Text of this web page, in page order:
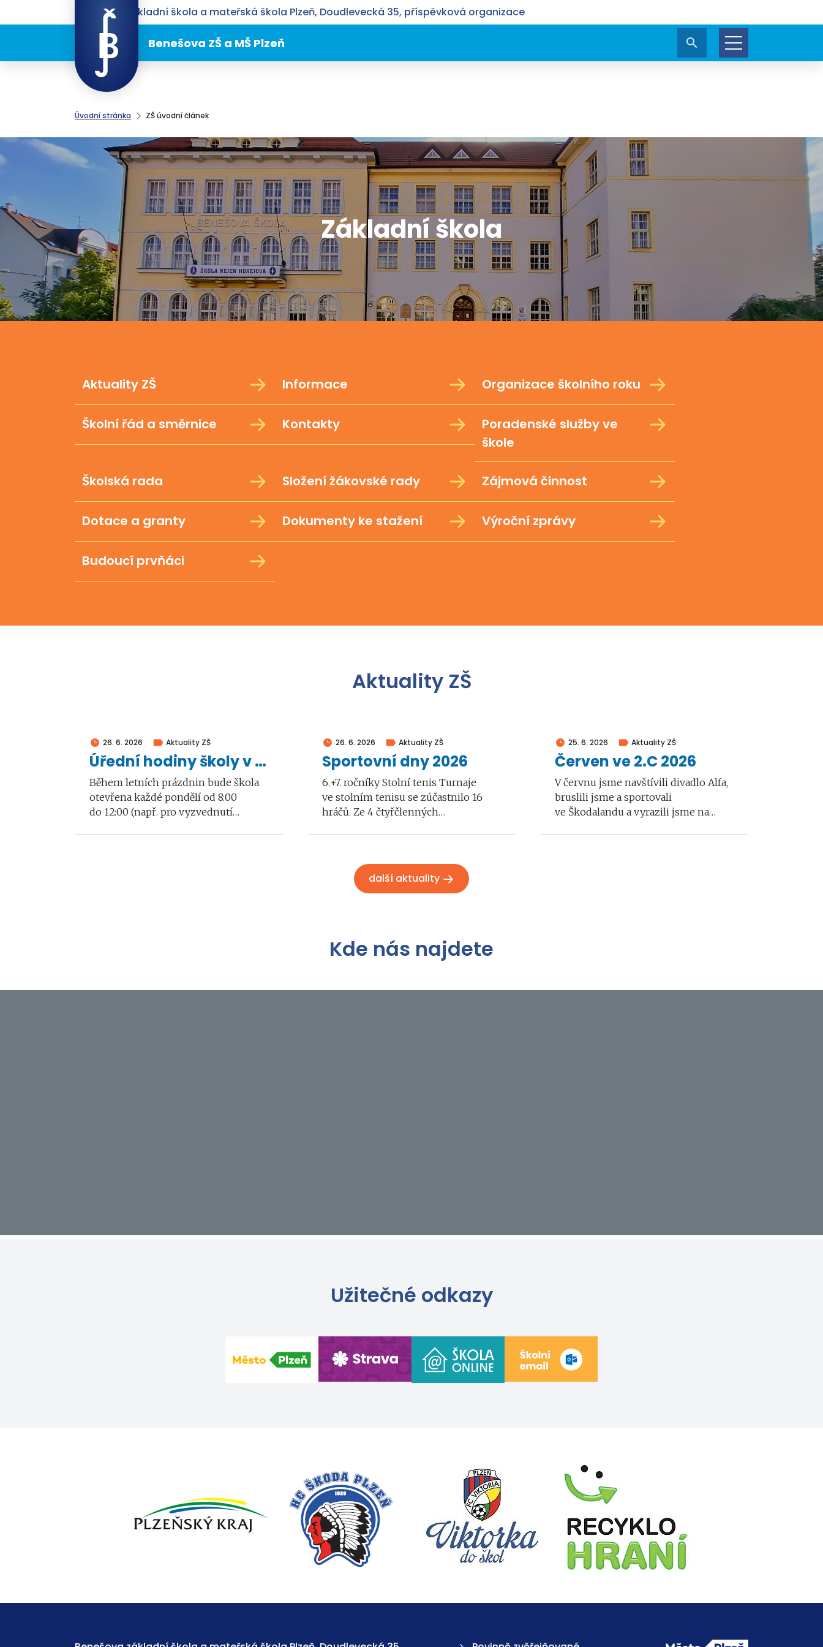
Benešova základní škola a mateřská škola Plzeň, Doudlevecká 35, příspěvková organizace
Benešova ZŠ a MŠ Plzeň
Úvodní stránka ZŠ úvodní článek
Základní škola
Aktuality ZŠ Informace Organizace školního roku
Školní řád a směrnice Kontakty
Poradenské služby ve
škole
Školská rada Složení žákovské rady Zájmová činnost
Dotace a granty Dokumenty ke stažení Výroční zprávy
Budoucí prvňáci
Aktuality ZŠ
26. 6. 2026 Aktuality ZŠ
Úřední hodiny školy v době prázdnin
Během letních prázdnin bude škola
otevřena každé pondělí od 8:00
do 12:00 (např. pro vyzvednutí…
26. 6. 2026 Aktuality ZŠ
Sportovní dny 2026
6.+7. ročníky Stolní tenis Turnaje
ve stolním tenisu se zúčastnilo 16
hráčů. Ze 4 čtyřčlenných…
25. 6. 2026 Aktuality ZŠ
Červen ve 2.C 2026
V červnu jsme navštívili divadlo Alfa,
bruslili jsme a sportovali
ve Škodalandu a vyrazili jsme na…
další aktuality
Kde nás najdete
Užitečné odkazy